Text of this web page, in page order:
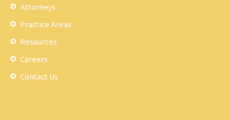
Attorneys
Practice Areas
Resources
Careers
Contact Us